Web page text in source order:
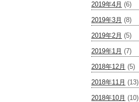
2019年4月 (6)
2019年3月 (8)
2019年2月 (5)
2019年1月 (7)
2018年12月 (5)
2018年11月 (13)
2018年10月 (10)